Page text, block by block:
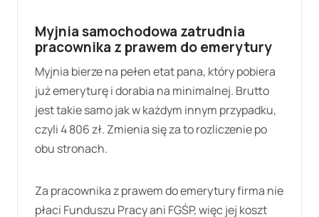
Myjnia samochodowa zatrudnia
pracownika z prawem do emerytury
Myjnia bierze na pełen etat pana, który pobiera
już emeryturę i dorabia na minimalnej. Brutto
jest takie samo jak w każdym innym przypadku,
czyli4 806 zł. Zmienia się za to rozliczenie po
obu stronach.
Za pracownika z prawem do emerytury firma nie
płaci Funduszu Pracy ani FGŚP, więc jej koszt